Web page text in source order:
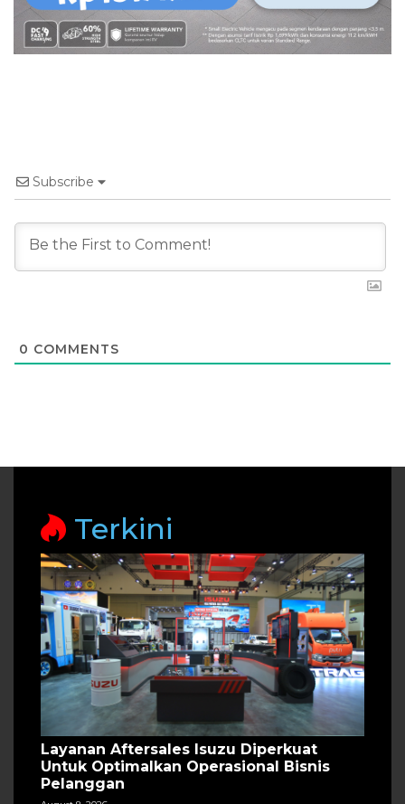
Subscribe
0 COMMENTS
Terkini
Layanan Aftersales Isuzu Diperkuat
Untuk Optimalkan Operasional Bisnis
Pelanggan